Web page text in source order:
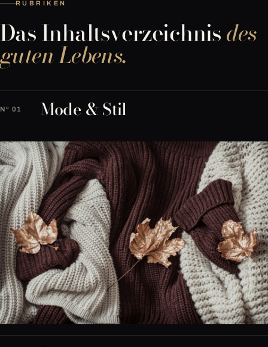
RUBRIKEN
Das Inhaltsverzeichnisdes
guten Lebens.
Nº 01 Mode & Stil